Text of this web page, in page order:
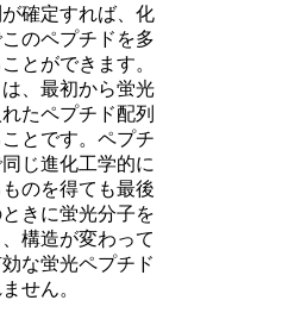
確定すれば、化
のペプチドを多
とができます。
、最初から蛍光
たペプチド配列
とです。ペプチ
同じ進化工学的に
のを得ても最後
きに蛍光分子を
構造が変わって
な蛍光ペプチド
せん。